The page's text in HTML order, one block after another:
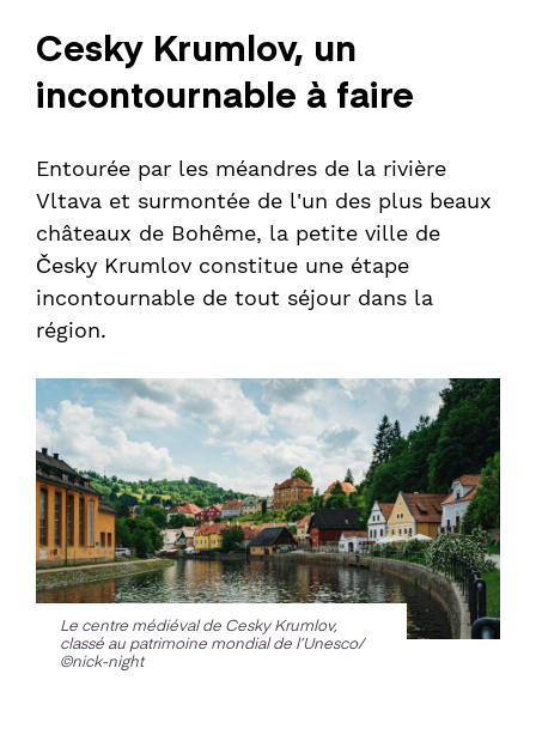
Cesky Krumlov, un
incontournable à faire
Entourée par les méandres de la rivière
Vltava et surmontée de l'un des plus beaux
châteaux de Bohême, la petite ville de
Česky Krumlov constitue une étape
incontournable de tout séjour dans la
région.
Le centre médiéval de Cesky Krumlov,
classé au patrimoine mondial de l’Unesco/
©nick-night